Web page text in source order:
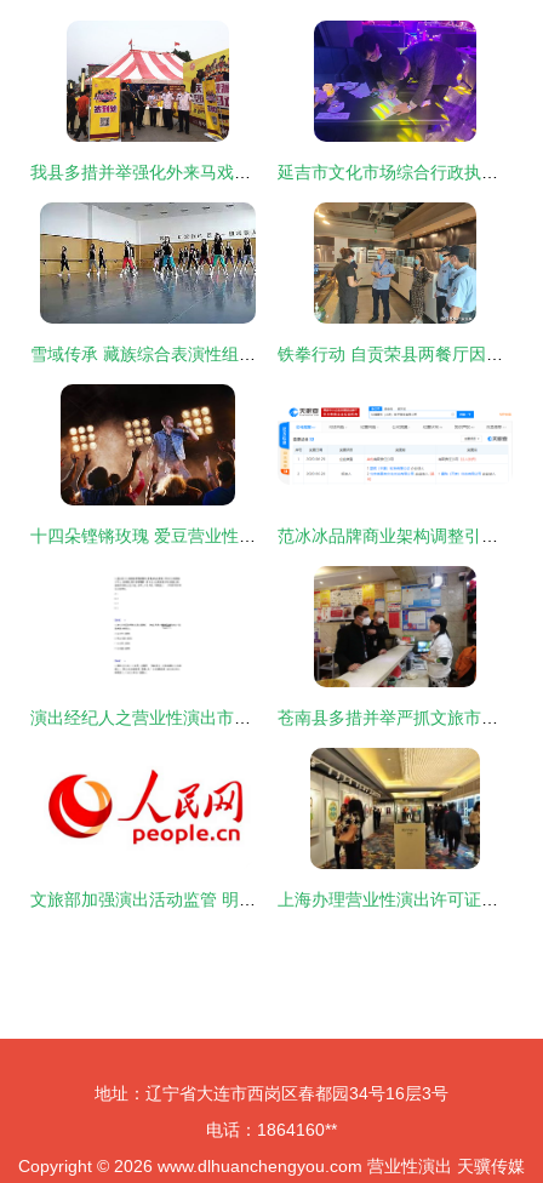
地址：辽宁省大连市西岗区春都园34号16层3号
电话：1864160**
Copyright © 2026 www.dlhuanchengyou.com 营业性演出 天骥传媒